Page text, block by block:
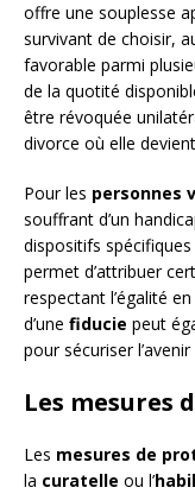
offre une souplesse
survivant de choisir,
favorable parmi
de la quotité
être révoquée
divorce où elle
Pour les personnes
souffrant d’un
dispositifs
permet d’attribuer
respectant l’égalité
d’une fiducie peut
pour sécuriser
Les mesures
Les mesures de
la curatelle ou l’